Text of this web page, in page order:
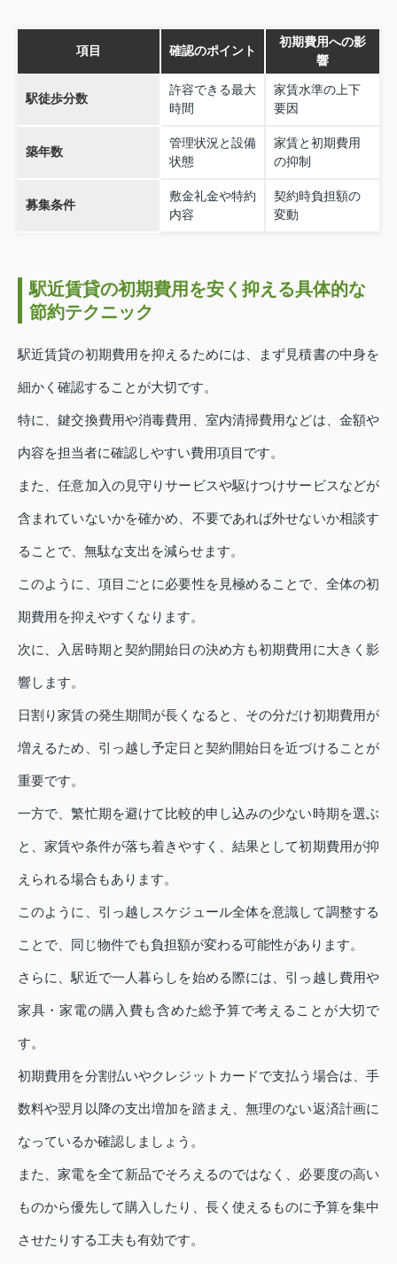
項目 確認のポイント
初期費用への影
響
駅徒歩分数
許容できる最大
時間
家賃水準の上下
要因
築年数
管理状況と設備
状態
家賃と初期費用
の抑制
募集条件
敷金礼金や特約
内容
契約時負担額の
変動
駅近賃貸の初期費用を安く抑える具体的な
節約テクニック
駅近賃貸の初期費用を抑えるためには、まず見積書の中身を
細かく確認することが大切です。
特に、鍵交換費用や消毒費用、室内清掃費用などは、金額や
内容を担当者に確認しやすい費用項目です。
また、任意加入の見守りサービスや駆けつけサービスなどが
含まれていないかを確かめ、不要であれば外せないか相談す
ることで、無駄な支出を減らせます。
このように、項目ごとに必要性を見極めることで、全体の初
期費用を抑えやすくなります。
次に、入居時期と契約開始日の決め方も初期費用に大きく影
響します。
日割り家賃の発生期間が長くなると、その分だけ初期費用が
増えるため、引っ越し予定日と契約開始日を近づけることが
重要です。
一方で、繁忙期を避けて比較的申し込みの少ない時期を選ぶ
と、家賃や条件が落ち着きやすく、結果として初期費用が抑
えられる場合もあります。
このように、引っ越しスケジュール全体を意識して調整する
ことで、同じ物件でも負担額が変わる可能性があります。
さらに、駅近で一人暮らしを始める際には、引っ越し費用や
家具・家電の購入費も含めた総予算で考えることが大切で
す。
初期費用を分割払いやクレジットカードで支払う場合は、手
数料や翌月以降の支出増加を踏まえ、無理のない返済計画に
なっているか確認しましょう。
また、家電を全て新品でそろえるのではなく、必要度の高い
ものから優先して購入したり、長く使えるものに予算を集中
させたりする工夫も有効です。